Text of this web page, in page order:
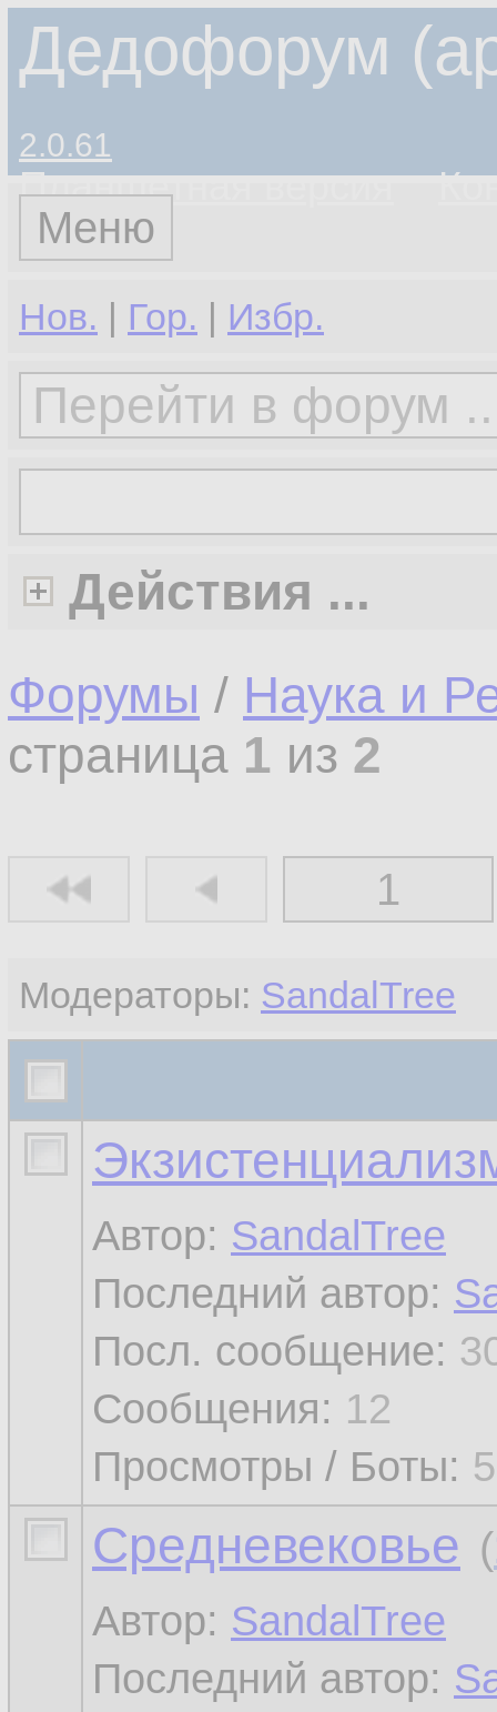
Дедофорум
2.0.61
Планшетная версия
Меню
Нов. | Гор. | Избр.
Действия ...
Форумы / Наука и
страница 1 из 2
1
Модераторы: SandalTree
Автор: SandalTree
Последний автор:
Посл. сообщение:
Сообщения: 12
Просмотры / Боты:
Средневековье (
Автор: SandalTree
Последний автор: